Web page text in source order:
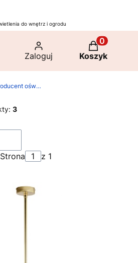
do wnętrz i ogrodu
wyszukiwarkę
Zaloguj
Produkty
Koszyk
do domu i ogrodu
3
Strona z 1